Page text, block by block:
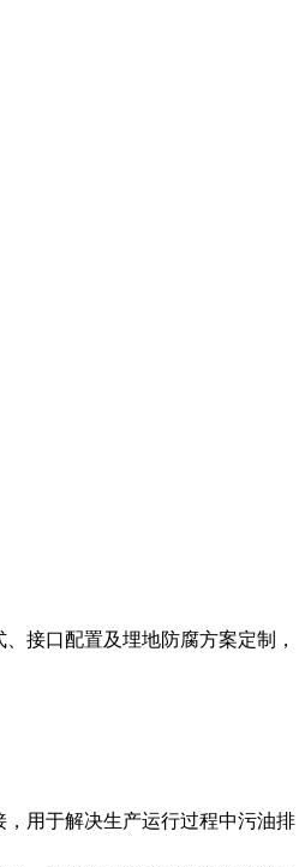
接口配置及埋地防腐方案定制，
用于解决生产运行过程中污油排